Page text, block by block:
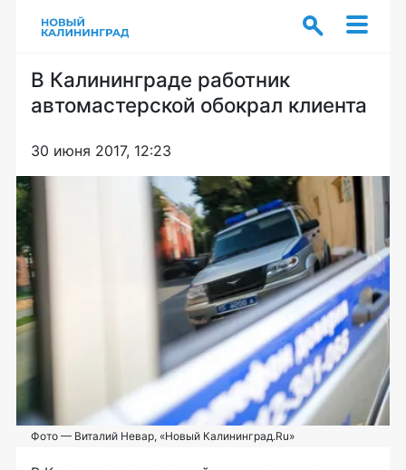
В Калининграде работник
автомастерской обокрал клиента
30 июня 2017, 12:23
Фото — Виталий Невар, «Новый Калининград.Ru»